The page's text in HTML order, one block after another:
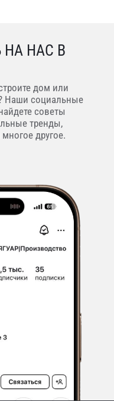
НАС В
дом или
Наши социальные
советы
тренды,
другое.